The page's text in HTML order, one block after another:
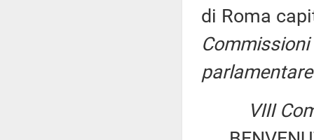
di Roma
Commissioni
VIII